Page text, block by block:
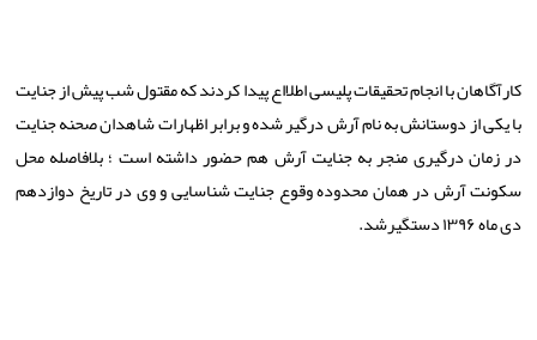
كارآگاهان با انجام تحقیقات پلیسی اطلااع پیدا كردند كه مقتول شب پیش از جنایت
با یكی از دوستانش به نام آرش درگیر شده و برابر اظهارات شاهدان صحنه جنایت
در زمان درگیری منجر به جنایت آرش هم حضور داشته است ؛ بلافاصله محل
سكونت آرش در همان محدوده وقوع جنایت شناسایی و وی در تاریخ دوازدهم
دی ماه ۱۳۹۶ دستگیرشد.